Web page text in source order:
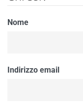
Nome
Indirizzo email